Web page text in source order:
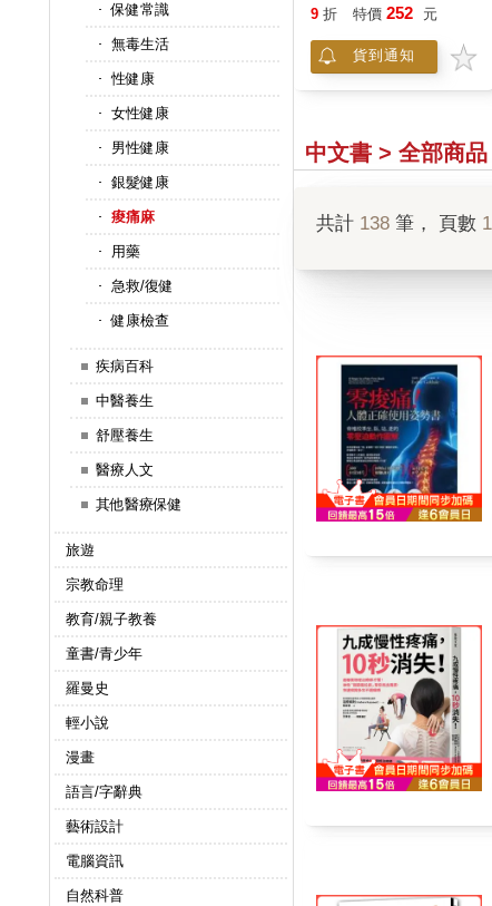
保健常識
無毒生活
性健康
女性健康
男性健康
銀髮健康
痠痛麻
用藥
急救/復健
健康檢查
疾病百科
中醫養生
舒壓養生
醫療人文
其他醫療保健
旅遊
宗教命理
教育/親子教養
童書/青少年
羅曼史
輕小說
漫畫
語言/字辭典
藝術設計
電腦資訊
自然科普
9 折 特價 252 元
貨到通知
中文書 > 全部商品
共計 138 筆， 頁數 1